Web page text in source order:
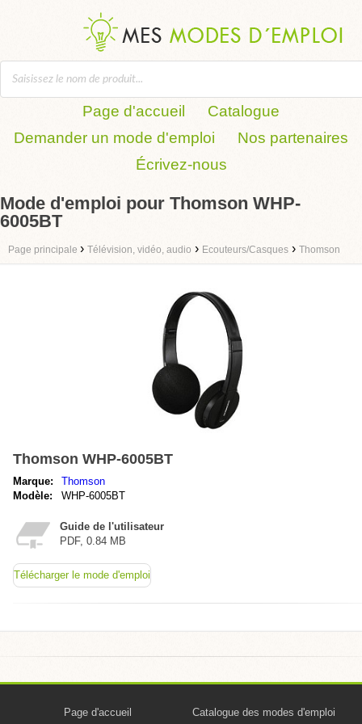
Page d'accueil
Catalogue
Demander un mode d'emploi
Nos partenaires
Écrivez-nous
Mode d'emploi pour Thomson WHP-
6005BT
Page principale › Télévision, vidéo, audio › Ecouteurs/Casques › Thomson
Thomson WHP-6005BT
Marque:
Thomson
Modèle:
WHP-6005BT
Guide de l'utilisateur
PDF, 0.84 MB
Télécharger le mode d'emploi
Page d'accueil Catalogue des modes d'emploi